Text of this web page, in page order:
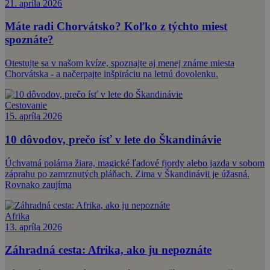
21. apríla 2026
Máte radi Chorvátsko? Koľko z týchto miest
spoznáte?
Otestujte sa v našom kvíze, spoznajte aj menej známe miesta
Chorvátska - a načerpajte inšpiráciu na letnú dovolenku.
Cestovanie
15. apríla 2026
10 dôvodov, prečo ísť v lete do Škandinávie
Úchvatná polárna žiara, magické ľadové fjordy alebo jazda v sobom
záprahu po zamrznutých pláňach. Zima v Škandinávii je úžasná.
Rovnako zaujíma
Afrika
13. apríla 2026
Záhradná cesta: Afrika, ako ju nepoznáte